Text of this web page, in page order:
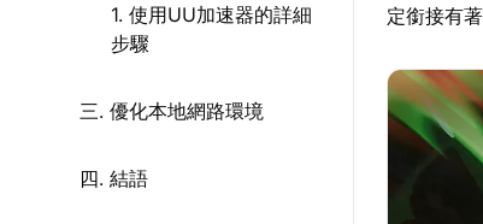
1. 使用UU加速器的詳細
步驟
三. 優化本地網路環境
四. 結語
定銜接有